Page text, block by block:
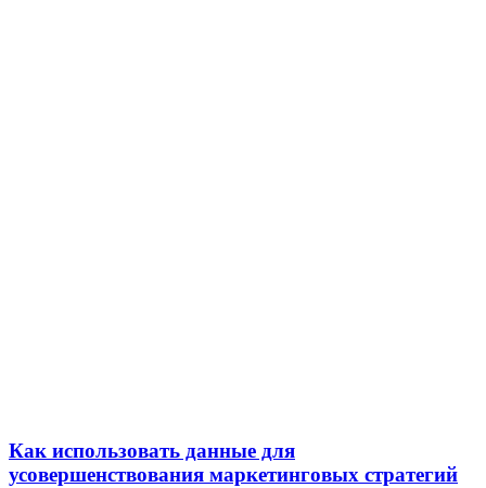
Как использовать данные для
усовершенствования маркетинговых стратегий